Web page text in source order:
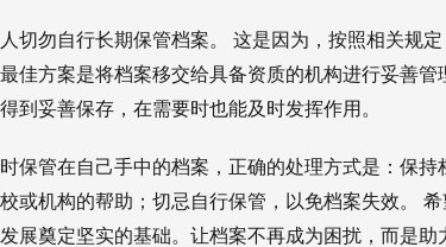
切勿自行长期保管档案。 这是因为，按照相关规
佳方案是将档案移交给具备资质的机构进行妥善
到妥善保存，在需要时也能及时发挥作用。
保管在自己手中的档案，正确的处理方式是：保
或机构的帮助；切忌自行保管，以免档案失效。
展奠定坚实的基础。让档案不再成为困扰，而是助